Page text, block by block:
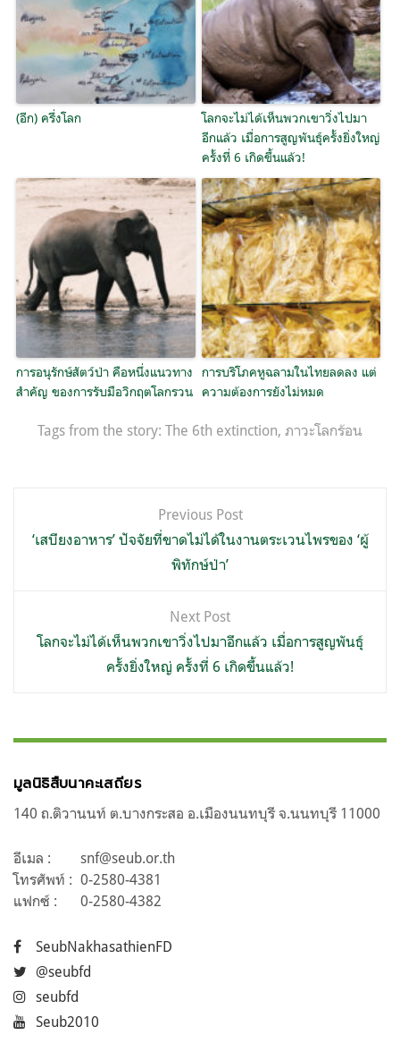
(อีก) ครึ่งโลก
โลกจะไม่ได้เห็นพวกเขาวิ่งไปมา
อีกแล้ว เมื่อการสูญพันธุ์ครั้งยิ่งใหญ่
ครั้งที่ 6 เกิดขึ้นแล้ว!
การอนุรักษ์สัตว์ป่า คือหนึ่งแนวทาง
สำคัญ ของการรับมือวิกฤตโลกรวน
การบริโภคหูฉลามในไทยลดลง แต่
ความต้องการยังไม่หมด
Tags from the story: The 6th extinction, ภาวะโลกร้อน
เรื่อง
Previous Post
‘เสบียงอาหาร’ ปัจจัยที่ขาดไม่ได้ในงานตระเวนไพรของ ‘ผู้
พิทักษ์ป่า’
Next Post
โลกจะไม่ได้เห็นพวกเขาวิ่งไปมาอีกแล้ว เมื่อการสูญพันธุ์
ครั้งยิ่งใหญ่ ครั้งที่ 6 เกิดขึ้นแล้ว!
มูลนิธิสืบนาคะเสถียร
140 ถ.ติวานนท์ ต.บางกระสอ อ.เมืองนนทบุรี จ.นนทบุรี 11000
อีเมล :
snf@seub.or.th
โทรศัพท์ : 0-2580-4381
แฟกซ์ :
0-2580-4382
SeubNakhasathienFD
@seubfd
seubfd
Seub2010